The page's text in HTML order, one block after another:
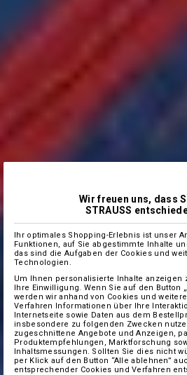
Wir freuen uns, dass
STRAUSS
Ihr optimales Shopping-Erlebnis ist unser
Funktionen, auf Sie abgestimmte Inhalte
das sind die Aufgaben der Cookies und
Technologien.
Um Ihnen personalisierte Inhalte anzeigen
Ihre Einwilligung. Wenn Sie auf den Button
werden wir anhand von Cookies und
Verfahren Informationen über Ihre
Internetseite sowie Daten aus dem
insbesondere zu folgenden Zwecken
zugeschnittene Angebote und Anzeigen,
Produktempfehlungen, Marktforschung
Inhaltsmessungen. Sollten Sie dies nicht
per Klick auf den Button “Alle ablehnen”
entsprechender Cookies und Verfahren